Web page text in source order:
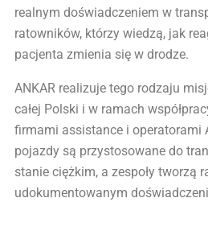
realnym doświadczeniem w
ratowników, którzy wiedzą, jak
pacjenta zmienia się w drodze.
ANKAR realizuje tego rodzaju
całej Polski i w ramach
firmami assistance i operatorami
pojazdy są przystosowane do
stanie ciężkim, a zespoły tworzą
udokumentowanym